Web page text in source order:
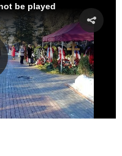
be played